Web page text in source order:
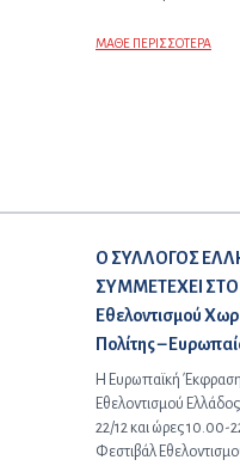
ΜΑΘΕ ΠΕΡΙΣΣΟΤΕΡΑ
Επόμενο άρθρο:
Ο ΣΥΛΛΟΓΟΣ
ΣΥΜΜΕΤΕΧΕΙ ΣΤΟ
Εθελοντισμού
Πολίτης –
H Ευρωπαϊκή
Εθελοντισμού
22/12 και ώρες 10.00-
Φεστιβάλ